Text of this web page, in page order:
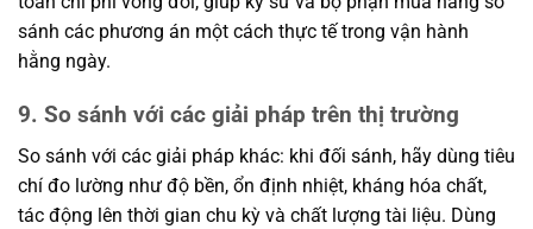
sánh các phương án một cách thực tế trong vận hành
hằng ngày.
9. So sánh với các giải pháp trên thị trường
So sánh với các giải pháp khác: khi đối sánh, hãy dùng tiêu
chí đo lường như độ bền, ổn định nhiệt, kháng hóa chất,
tác động lên thời gian chu kỳ và chất lượng tài liệu. Dùng